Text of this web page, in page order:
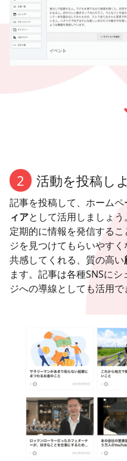
2 活動を投稿し
記事を投稿して、ホームペ
ィアとして活用しましょう。
定期的に情報を発信する
ジを見つけてもらいやす
共感してくれる、質の高い
ます。記事は各種SNSに
ジへの導線としても活用で